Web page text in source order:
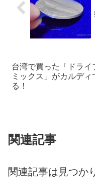
台湾で買った「ドライ
ミックス」がカルディ
る！
関連記事
関連記事は見つか